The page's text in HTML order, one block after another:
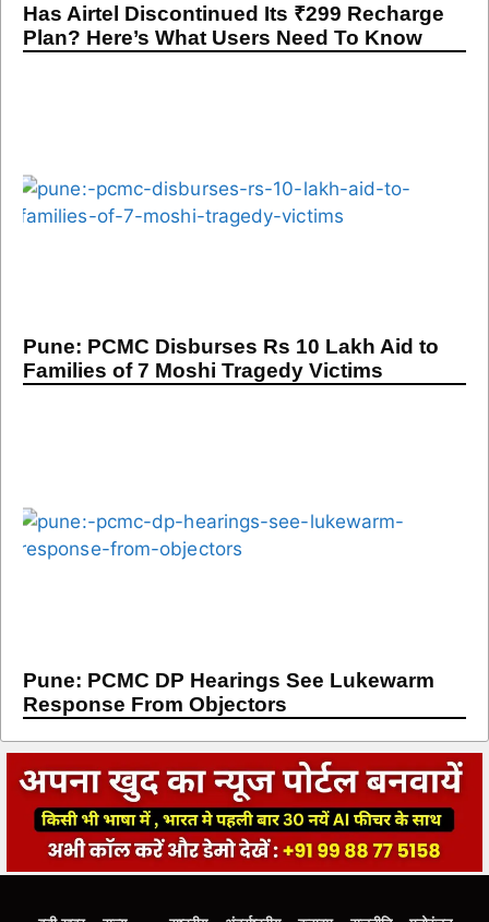
Has Airtel Discontinued Its ₹299 Recharge
Plan? Here’s What Users Need To Know
Pune: PCMC Disburses Rs 10 Lakh Aid to
Families of 7 Moshi Tragedy Victims
Pune: PCMC DP Hearings See Lukewarm
Response From Objectors